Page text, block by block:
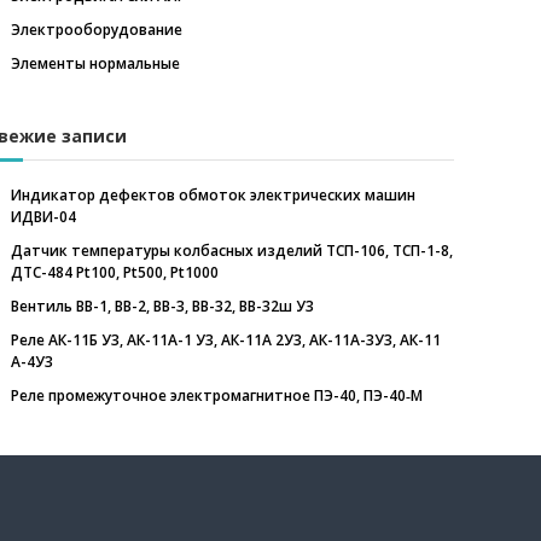
Электрооборудование
Элементы нормальные
записи
Индикатор дефектов обмоток электрических машин
ИДВИ-04
Датчик температуры колбасных изделий ТСП-106, ТСП-1-8,
ДТС-484 Pt100, Pt500, Pt1000
Вентиль ВВ-1, ВВ-2, ВВ-3, ВВ-32, ВВ-32ш У3
Реле АК-11Б У3, АК-11А-1 У3, АК-11А 2У3, АК-11А-3У3, АК-11
А-4У3
Реле промежуточное электромагнитное ПЭ-40, ПЭ-40‑М